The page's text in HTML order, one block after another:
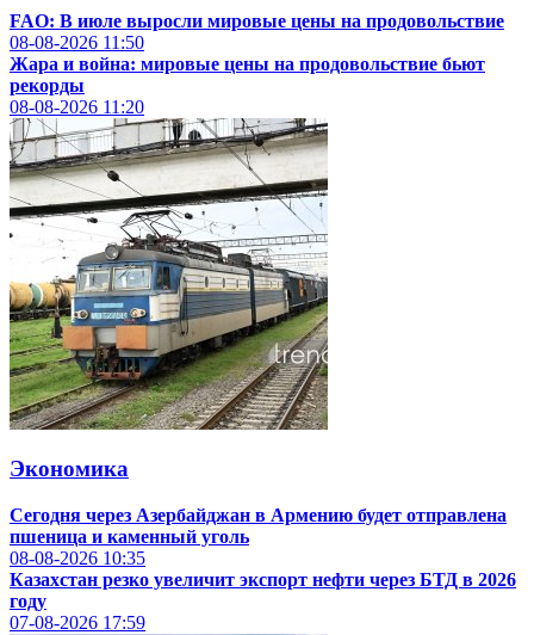
FAO: В июле выросли мировые цены на продовольствие
08-08-2026 11:50
Жара и война: мировые цены на продовольствие бьют
рекорды
08-08-2026 11:20
Экономика
Сегодня через Азербайджан в Армению будет отправлена
пшеница и каменный уголь
08-08-2026 10:35
Казахстан резко увеличит экспорт нефти через БТД в 2026
году
07-08-2026 17:59